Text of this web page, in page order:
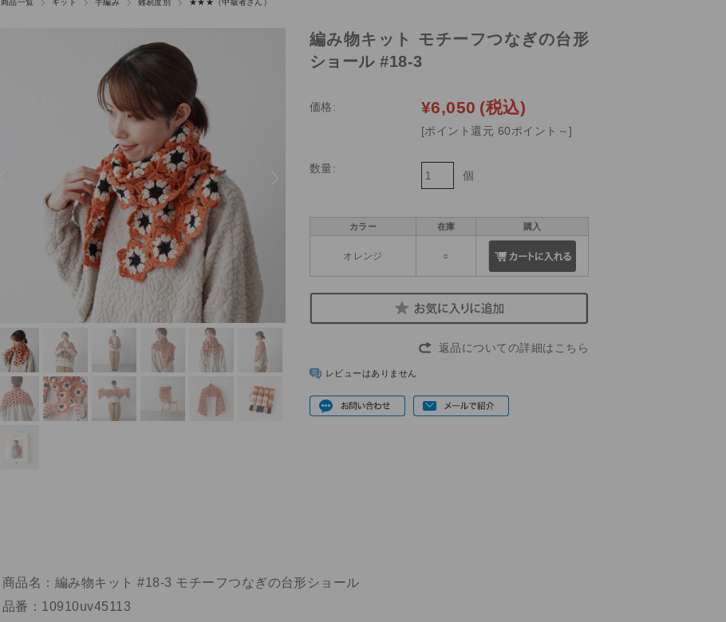
商品一覧 キット 手編み 難易度別 ★★★（中級者さん）
編み物キット モチーフつなぎの台形
ショール #18-3
価格: ¥6,050 (税込)
[ポイント還元 60ポイント～]
数量:
個
カラー 在庫 購入
オレンジ ○
返品についての詳細はこちら
レビューはありません
商品名：編み物キット #18-3 モチーフつなぎの台形ショール
品番：10910uv45113